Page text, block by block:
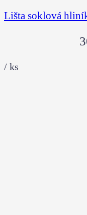
Lišta soklová
/ ks